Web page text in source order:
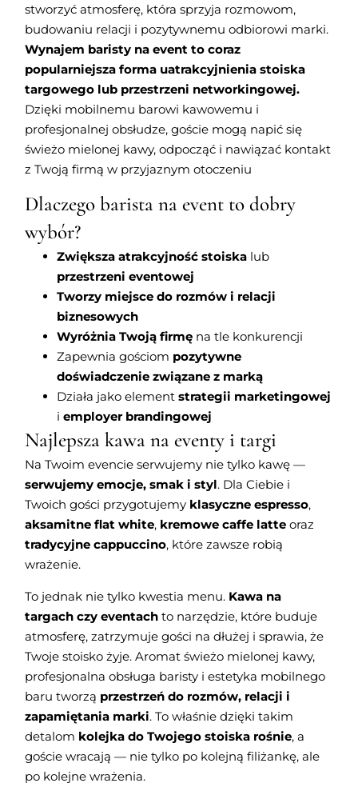
stworzyć atmosferę, która sprzyja rozmowom,
budowaniu relacji i pozytywnemu odbiorowi marki.
Wynajem baristy na event to coraz
popularniejsza forma uatrakcyjnienia stoiska
targowego lub przestrzeni networkingowej.
Dzięki mobilnemu barowi kawowemu i
profesjonalnej obsłudze, goście mogą napić się
świeżo mielonej kawy, odpocząć i nawiązać kontakt
z Twoją firmą w przyjaznym otoczeniu
Dlaczego barista na event to dobry
wybór?
Zwiększa atrakcyjność stoiska lub
przestrzeni eventowej
Tworzy miejsce do rozmów i relacji
biznesowych
Wyróżnia Twoją firmę na tle konkurencji
Zapewnia gościom pozytywne
doświadczenie związane z marką
Działa jako elementstrategii marketingowej
iemployer brandingowej
Najlepsza kawa na eventy i targi
Na Twoim evencie serwujemy nie tylko kawę —
serwujemy emocje, smak i styl. Dla Ciebie i
Twoich gości przygotujemy klasyczne espresso,
aksamitne flat white, kremowe caffe latte oraz
tradycyjne cappuccino, które zawsze robią
wrażenie.
To jednak nie tylko kwestia menu. Kawa na
targach czy eventach to narzędzie, które buduje
atmosferę, zatrzymuje gości na dłużej i sprawia, że
Twoje stoisko żyje. Aromat świeżo mielonej kawy,
profesjonalna obsługa baristy i estetyka mobilnego
baru tworzą przestrzeń do rozmów, relacji i
zapamiętania marki. To właśnie dzięki takim
detalom kolejka do Twojego stoiska rośnie, a
goście wracają — nie tylko po kolejną filiżankę, ale
po kolejne wrażenia.